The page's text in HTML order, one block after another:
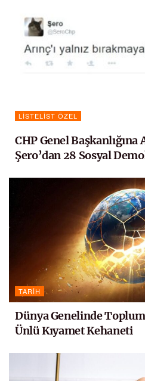
LISTELIST ÖZEL
CHP Genel
Şero’dan 28 Sosyal
TARIH
Dünya Genelinde
Ünlü Kıyamet Kehaneti